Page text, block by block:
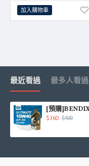
加入購物車
最近看過 最多人看過
$360 $500